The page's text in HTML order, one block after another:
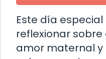
Este día
reflexionar
amor maternal